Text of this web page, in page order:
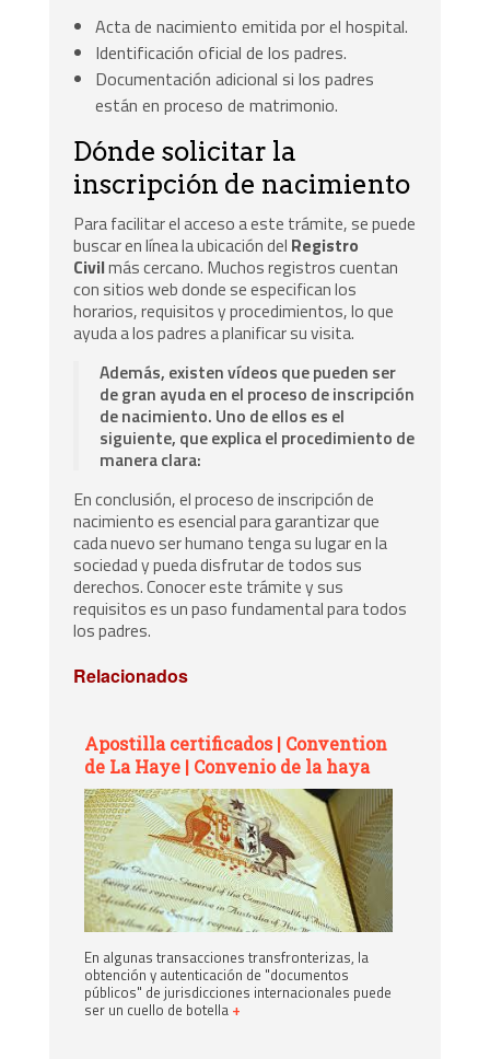
Acta de nacimiento emitida por el hospital.
Identificación oficial de los padres.
Documentación adicional si los padres
están en proceso de matrimonio.
Dónde solicitar la
inscripción de nacimiento
Para facilitar el acceso a este trámite, se puede
buscar en línea la ubicación del Registro
Civilmás cercano. Muchos registros cuentan
con sitios web donde se especifican los
horarios, requisitos y procedimientos, lo que
ayuda a los padres a planificar su visita.
Además, existen vídeos que pueden ser
de gran ayuda en el proceso de inscripción
de nacimiento. Uno de ellos es el
siguiente, que explica el procedimiento de
manera clara:
En conclusión, el proceso de inscripción de
nacimiento es esencial para garantizar que
cada nuevo ser humano tenga su lugar en la
sociedad y pueda disfrutar de todos sus
derechos. Conocer este trámite y sus
requisitos es un paso fundamental para todos
los padres.
Relacionados
Apostilla certificados | Convention
de La Haye | Convenio de la haya
En algunas transacciones transfronterizas, la
obtención y autenticación de "documentos
públicos" de jurisdicciones internacionales puede
ser un cuello de botella +